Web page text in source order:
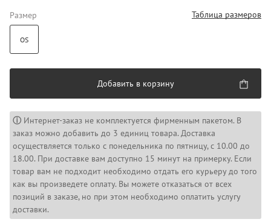
Размер Таблица размеров
OS
Добавить в корзину
ⓘ Интернет-заказ не комплектуется фирменным пакетом. В
заказ можно добавить до 3 единиц товара. Доставка
осуществляется только с понедельника по пятницу, с 10.00 до
18.00. При доставке вам доступно 15 минут на примерку. Если
товар вам не подходит необходимо отдать его курьеру до того
как вы произведете оплату. Вы можете отказаться от всех
позиций в заказе, но при этом необходимо оплатить услугу
доставки.